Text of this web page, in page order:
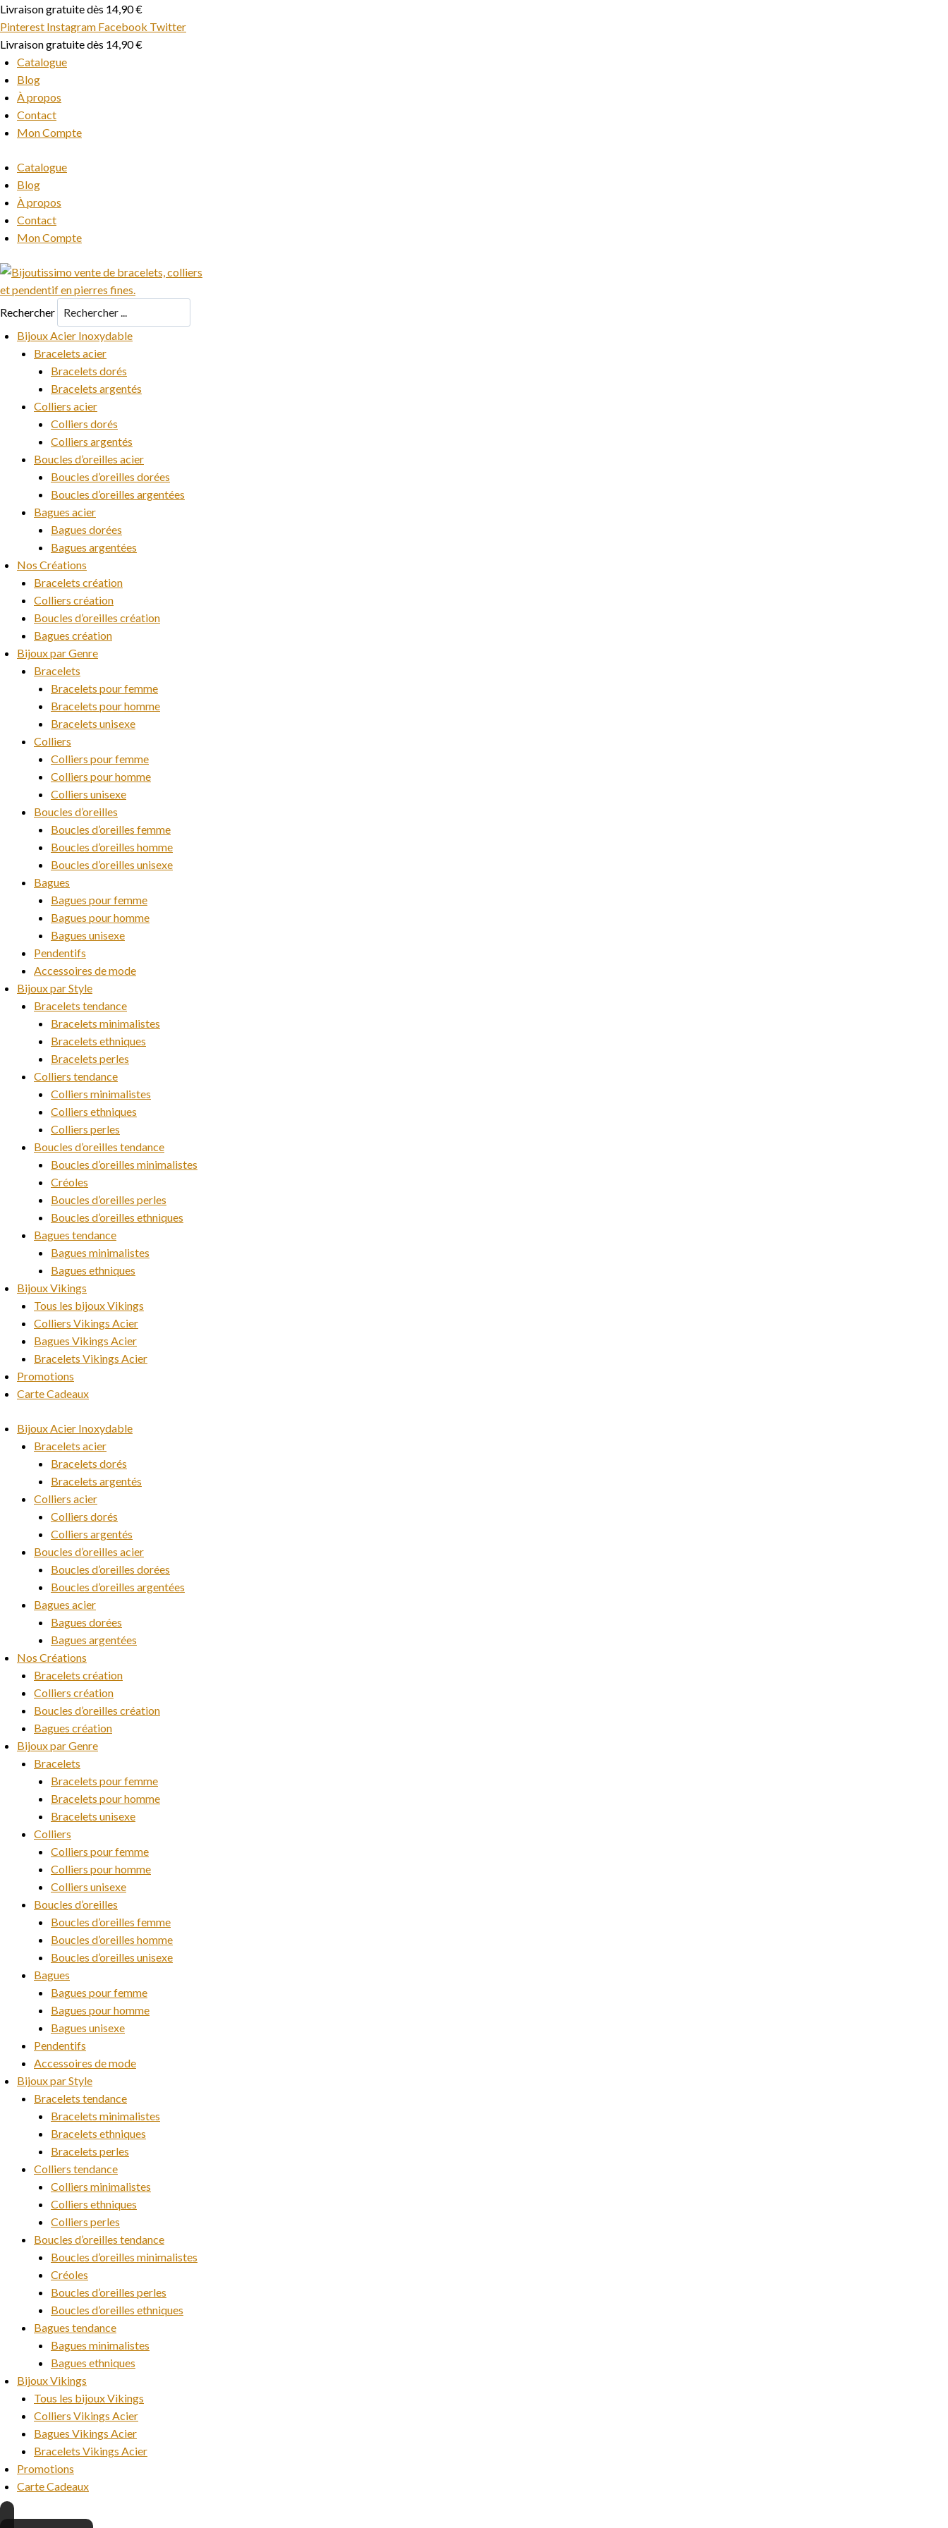
Aller
au
contenu
Livraison gratuite dès 14,90 €
Pinterest Instagram Facebook Twitter
Livraison gratuite dès 14,90 €
Catalogue
Blog
À propos
Contact
Mon Compte
Catalogue
Blog
À propos
Contact
Mon Compte
Rechercher
Bijoux Acier Inoxydable
Bracelets acier
Bracelets dorés
Bracelets argentés
Colliers acier
Colliers dorés
Colliers argentés
Boucles d’oreilles acier
Boucles d’oreilles dorées
Boucles d’oreilles argentées
Bagues acier
Bagues dorées
Bagues argentées
Nos Créations
Bracelets création
Colliers création
Boucles d’oreilles création
Bagues création
Bijoux par Genre
Bracelets
Bracelets pour femme
Bracelets pour homme
Bracelets unisexe
Colliers
Colliers pour femme
Colliers pour homme
Colliers unisexe
Boucles d’oreilles
Boucles d’oreilles femme
Boucles d’oreilles homme
Boucles d’oreilles unisexe
Bagues
Bagues pour femme
Bagues pour homme
Bagues unisexe
Pendentifs
Accessoires de mode
Bijoux par Style
Bracelets tendance
Bracelets minimalistes
Bracelets ethniques
Bracelets perles
Colliers tendance
Colliers minimalistes
Colliers ethniques
Colliers perles
Boucles d’oreilles tendance
Boucles d’oreilles minimalistes
Créoles
Boucles d’oreilles perles
Boucles d’oreilles ethniques
Bagues tendance
Bagues minimalistes
Bagues ethniques
Bijoux Vikings
Tous les bijoux Vikings
Colliers Vikings Acier
Bagues Vikings Acier
Bracelets Vikings Acier
Promotions
Carte Cadeaux
Bijoux Acier Inoxydable
Bracelets acier
Bracelets dorés
Bracelets argentés
Colliers acier
Colliers dorés
Colliers argentés
Boucles d’oreilles acier
Boucles d’oreilles dorées
Boucles d’oreilles argentées
Bagues acier
Bagues dorées
Bagues argentées
Nos Créations
Bracelets création
Colliers création
Boucles d’oreilles création
Bagues création
Bijoux par Genre
Bracelets
Bracelets pour femme
Bracelets pour homme
Bracelets unisexe
Colliers
Colliers pour femme
Colliers pour homme
Colliers unisexe
Boucles d’oreilles
Boucles d’oreilles femme
Boucles d’oreilles homme
Boucles d’oreilles unisexe
Bagues
Bagues pour femme
Bagues pour homme
Bagues unisexe
Pendentifs
Accessoires de mode
Bijoux par Style
Bracelets tendance
Bracelets minimalistes
Bracelets ethniques
Bracelets perles
Colliers tendance
Colliers minimalistes
Colliers ethniques
Colliers perles
Boucles d’oreilles tendance
Boucles d’oreilles minimalistes
Créoles
Boucles d’oreilles perles
Boucles d’oreilles ethniques
Bagues tendance
Bagues minimalistes
Bagues ethniques
Bijoux Vikings
Tous les bijoux Vikings
Colliers Vikings Acier
Bagues Vikings Acier
Bracelets Vikings Acier
Promotions
Carte Cadeaux